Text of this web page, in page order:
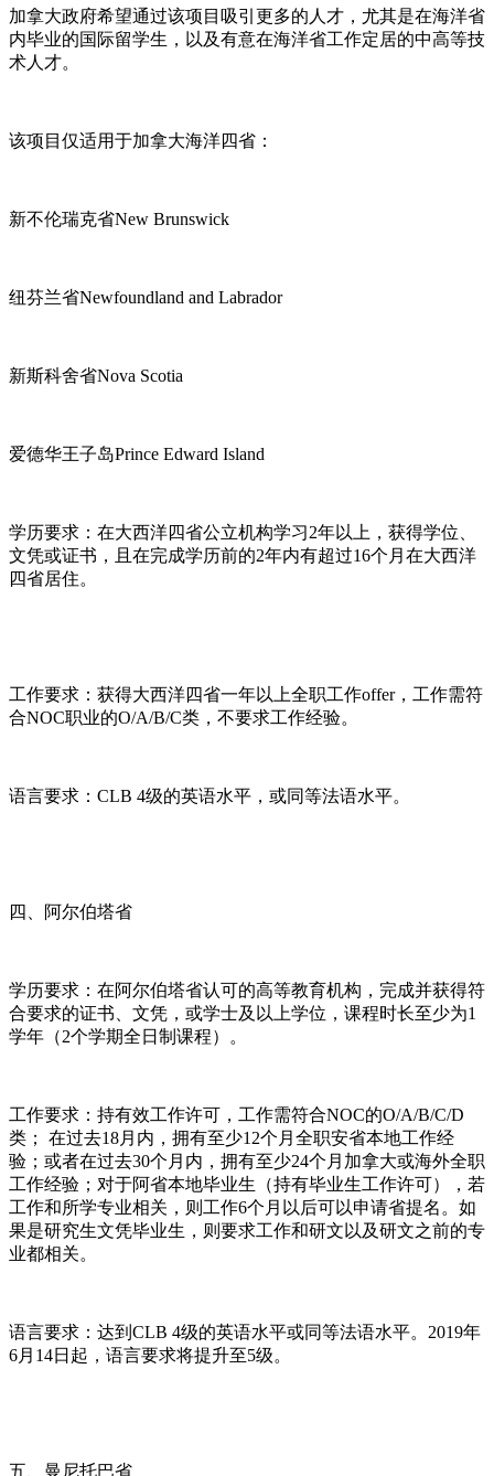
加拿大政府希望通过该项目吸引更多的人才，尤其是在海洋省
内毕业的国际留学生，以及有意在海洋省工作定居的中高等技
术人才。
该项目仅适用于加拿大海洋四省：
新不伦瑞克省New Brunswick
纽芬兰省Newfoundland and Labrador
新斯科舍省Nova Scotia
爱德华王子岛Prince Edward Island
学历要求：在大西洋四省公立机构学习2年以上，获得学位、
文凭或证书，且在完成学历前的2年内有超过16个月在大西洋
四省居住。
工作要求：获得大西洋四省一年以上全职工作offer，工作需符
合NOC职业的O/A/B/C类，不要求工作经验。
语言要求：CLB 4级的英语水平，或同等法语水平。
四、阿尔伯塔省
学历要求：在阿尔伯塔省认可的高等教育机构，完成并获得符
合要求的证书、文凭，或学士及以上学位，课程时长至少为1
学年（2个学期全日制课程）。
工作要求：持有效工作许可，工作需符合NOC的O/A/B/C/D
类； 在过去18月内，拥有至少12个月全职安省本地工作经
验；或者在过去30个月内，拥有至少24个月加拿大或海外全职
工作经验；对于阿省本地毕业生（持有毕业生工作许可），若
工作和所学专业相关，则工作6个月以后可以申请省提名。如
果是研究生文凭毕业生，则要求工作和研文以及研文之前的专
业都相关。
语言要求：达到CLB 4级的英语水平或同等法语水平。2019年
6月14日起，语言要求将提升至5级。
五、曼尼托巴省